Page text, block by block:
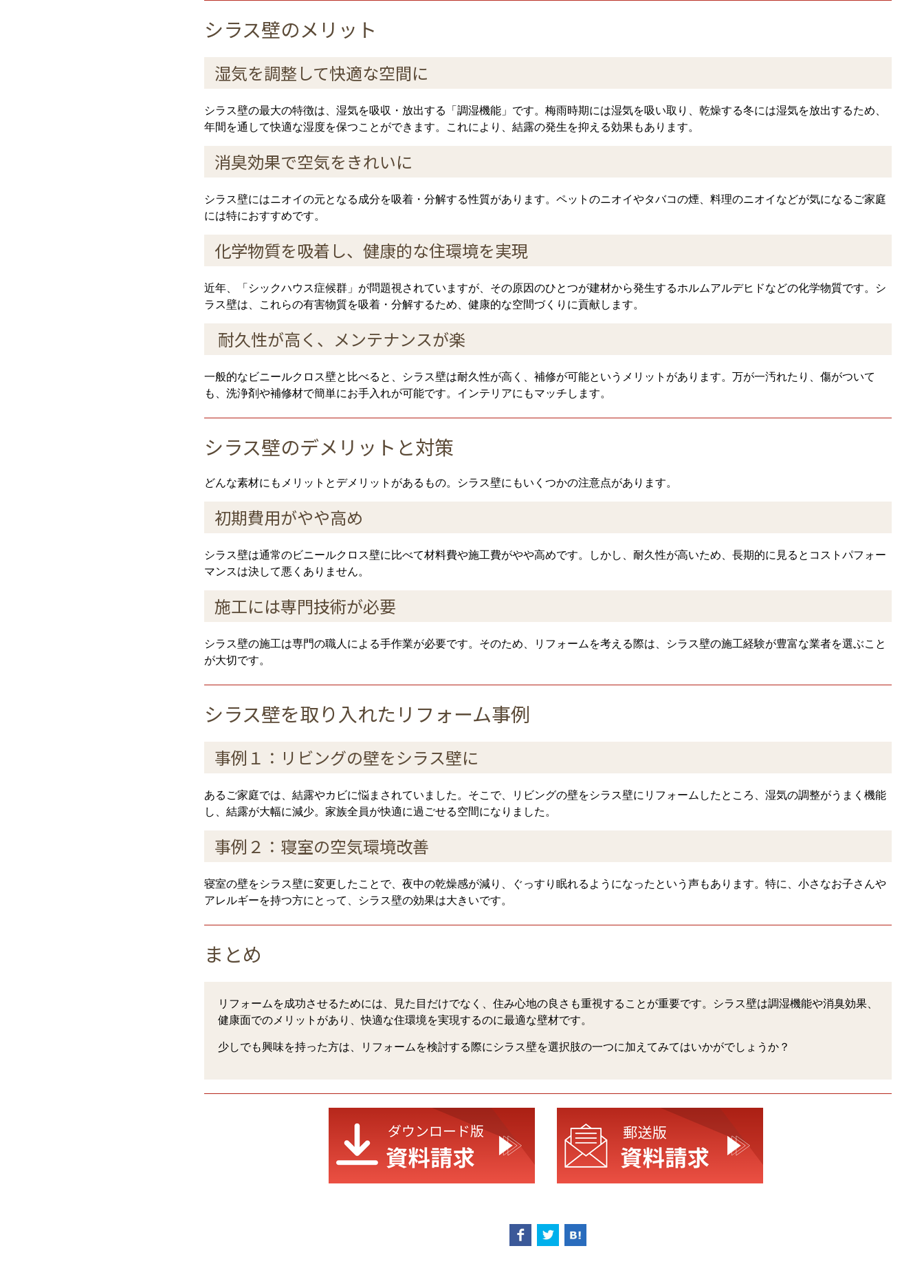
シラス壁のメリット
湿気を調整して快適な空間に
シラス壁の最大の特徴は、湿気を吸収・放出する「調湿機能」です。梅雨時期には湿気を吸い取り、乾燥する冬には湿気を放出するため、
年間を通して快適な湿度を保つことができます。これにより、結露の発生を抑える効果もあります。
消臭効果で空気をきれいに
シラス壁にはニオイの元となる成分を吸着・分解する性質があります。ペットのニオイやタバコの煙、料理のニオイなどが気になるご家庭
には特におすすめです。
化学物質を吸着し、健康的な住環境を実現
近年、「シックハウス症候群」が問題視されていますが、その原因のひとつが建材から発生するホルムアルデヒドなどの化学物質です。シ
ラス壁は、これらの有害物質を吸着・分解するため、健康的な空間づくりに貢献します。
耐久性が高く、メンテナンスが楽
一般的なビニールクロス壁と比べると、シラス壁は耐久性が高く、補修が可能というメリットがあります。万が一汚れたり、傷がついて
も、洗浄剤や補修材で簡単にお手入れが可能です。インテリアにもマッチします。
シラス壁のデメリットと対策
どんな素材にもメリットとデメリットがあるもの。シラス壁にもいくつかの注意点があります。
初期費用がやや高め
シラス壁は通常のビニールクロス壁に比べて材料費や施工費がやや高めです。しかし、耐久性が高いため、長期的に見るとコストパフォー
マンスは決して悪くありません。
施工には専門技術が必要
シラス壁の施工は専門の職人による手作業が必要です。そのため、リフォームを考える際は、シラス壁の施工経験が豊富な業者を選ぶこと
が大切です。
シラス壁を取り入れたリフォーム事例
事例１：リビングの壁をシラス壁に
あるご家庭では、結露やカビに悩まされていました。そこで、リビングの壁をシラス壁にリフォームしたところ、湿気の調整がうまく機能
し、結露が大幅に減少。家族全員が快適に過ごせる空間になりました。
事例２：寝室の空気環境改善
寝室の壁をシラス壁に変更したことで、夜中の乾燥感が減り、ぐっすり眠れるようになったという声もあります。特に、小さなお子さんや
アレルギーを持つ方にとって、シラス壁の効果は大きいです。
まとめ
リフォームを成功させるためには、見た目だけでなく、住み心地の良さも重視することが重要です。シラス壁は調湿機能や消臭効果、
健康面でのメリットがあり、快適な住環境を実現するのに最適な壁材です。
少しでも興味を持った方は、リフォームを検討する際にシラス壁を選択肢の一つに加えてみてはいかがでしょうか？